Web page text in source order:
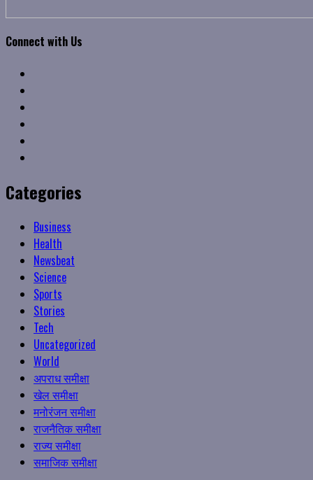
Connect with Us
Categories
Business
Health
Newsbeat
Science
Sports
Stories
Tech
Uncategorized
World
अपराध समीक्षा
खेल समीक्षा
मनोरंजन समीक्षा
राजनैतिक समीक्षा
राज्य समीक्षा
समाजिक समीक्षा